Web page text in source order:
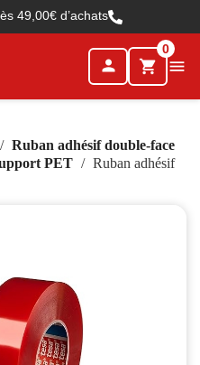
49,00€ d’achats
person shopping_cart
0

Ruban adhésif double-face
PET
Ruban adhésif